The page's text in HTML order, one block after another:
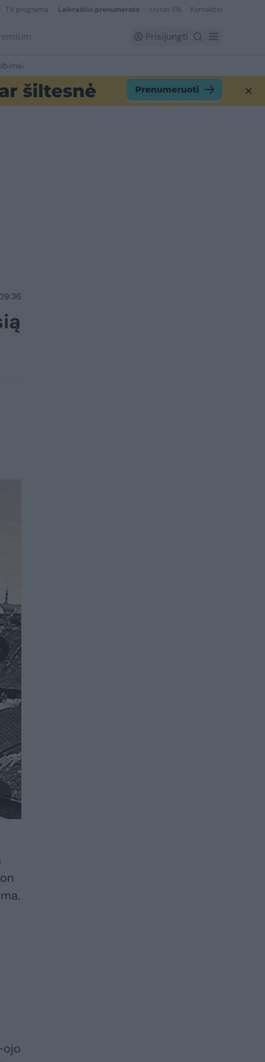
TV programa Laikraščio prenumerata Lrytas EN Kontaktai
Prisijungti
ojo